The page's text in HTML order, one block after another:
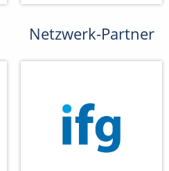
Netzwerk-Partner